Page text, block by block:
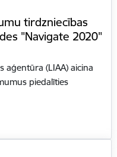
tirdzniecības
"Navigate 2020"
aģentūra (LIAA) aicina
piedalīties